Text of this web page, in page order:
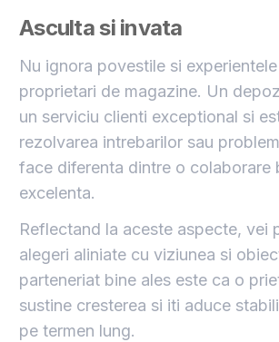
Asculta si invata
Nu ignora povestile si
proprietari de magazine. Un
un serviciu clienti exceptional si
rezolvarea intrebarilor sau
face diferenta dintre o colaborare
excelenta.
Reflectand la aceste aspecte, vei
alegeri aliniate cu viziunea si
parteneriat bine ales este ca o
sustine cresterea si iti aduce
pe termen lung.